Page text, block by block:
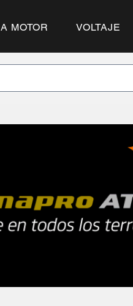
A MOTOR VOLTAJE